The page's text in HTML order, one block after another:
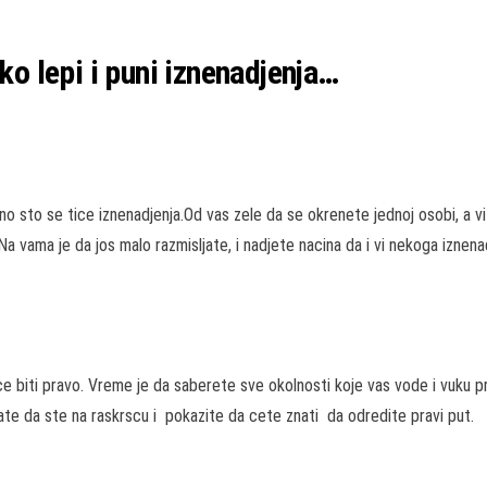
lepi i puni iznenadjenja…
sto se tice iznenadjenja.Od vas zele da se okrenete jednoj osobi,
vama je da jos malo razmisljate, i nadjete nacina da i vi nekoga
biti pravo. Vreme je da saberete sve okolnosti koje vas vode i vuku
da ste na raskrscu i pokazite da cete znati da odredite pravi put.